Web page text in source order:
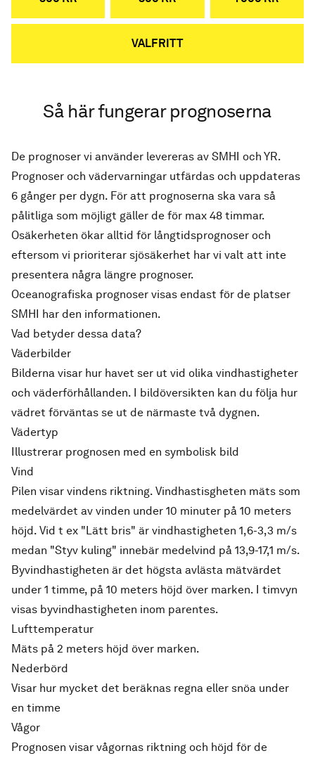
VALFRITT
Så här fungerar prognoserna
De prognoser vi använder levereras av SMHI och YR.
Prognoser och vädervarningar utfärdas och uppdateras
6 gånger per dygn. För att prognoserna ska vara så
pålitliga som möjligt gäller de för max 48 timmar.
Osäkerheten ökar alltid för långtidsprognoser och
eftersom vi prioriterar sjösäkerhet har vi valt att inte
presentera några längre prognoser.
Oceanografiska prognoser visas endast för de platser
SMHI har den informationen.
Vad betyder dessa data?
Väderbilder
Bilderna visar hur havet ser ut vid olika vindhastigheter
och väderförhållanden. I bildöversikten kan du följa hur
vädret förväntas se ut de närmaste två dygnen.
Vädertyp
Illustrerar prognosen med en symbolisk bild
Vind
Pilen visar vindens riktning. Vindhastisgheten mäts som
medelvärdet av vinden under 10 minuter på 10 meters
höjd. Vid t ex "Lätt bris" är vindhastigheten 1,6-3,3 m/s
medan "Styv kuling" innebär medelvind på 13,9-17,1 m/s.
Byvindhastigheten är det högsta avlästa mätvärdet
under 1 timme, på 10 meters höjd över marken. I timvyn
visas byvindhastigheten inom parentes.
Lufttemperatur
Mäts på 2 meters höjd över marken.
Nederbörd
Visar hur mycket det beräknas regna eller snöa under
en timme
Vågor
Prognosen visar vågornas riktning och höjd för de